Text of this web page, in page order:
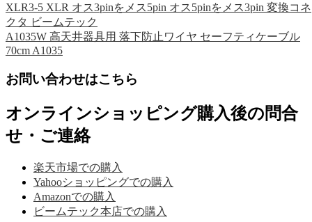
XLR3-5 XLR オス3pinをメス5pin オス5pinをメス3pin 変換コネ
クタ ビームテック
A1035W 高天井器具用 落下防止ワイヤ セーフティケーブル
70cm A1035
お問い合わせはこちら
オンラインショッピング購入後の問合
せ・ご連絡
楽天市場での購入
Yahooショッピングでの購入
Amazonでの購入
ビームテック本店での購入